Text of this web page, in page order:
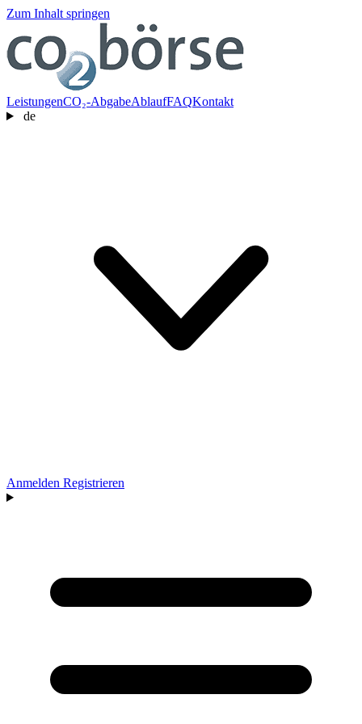
Zum Inhalt springen
LeistungenCO₂-AbgabeAblaufFAQKontakt
de
Anmelden Registrieren